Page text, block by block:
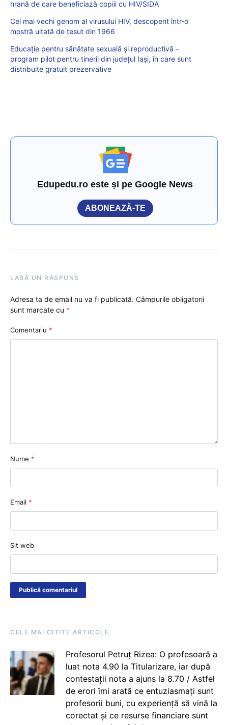
hrană de care beneficiază copiii cu HIV/SIDA
Cel mai vechi genom al virusului HIV, descoperit într-o
mostră uitată de ţesut din 1966
Educație pentru sănătate sexuală și reproductivă –
program pilot pentru tinerii din județul Iași, în care sunt
distribuite gratuit prezervative
Edupedu.ro este și pe Google News
ABONEAZĂ-TE
LASĂ UN RĂSPUNS
Adresa ta de email nu va fi publicată. Câmpurile obligatorii
sunt marcate cu *
Comentariu *
Nume *
Email *
Sit web
CELE MAI CITITE ARTICOLE
Profesorul Petruț Rizea: O profesoară a
luat nota 4.90 la Titularizare, iar după
contestații nota a ajuns la 8.70 / Astfel
de erori îmi arată ce entuziasmați sunt
profesorii buni, cu experiență să vină la
corectat și ce resurse financiare sunt